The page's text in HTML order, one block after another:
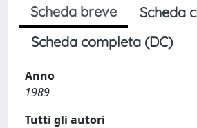
Scheda breve
Scheda
Scheda completa (DC)
Anno
1989
Tutti gli autori